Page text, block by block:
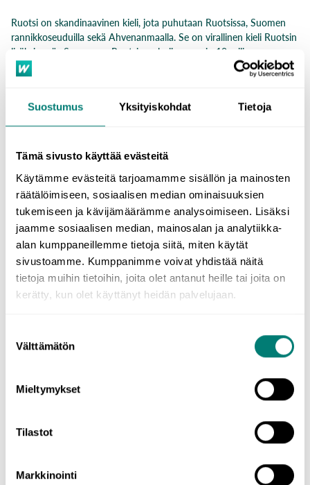
Suostumus Yksityiskohdat Tietoja
Tämä sivusto käyttää evästeitä
Käytämme evästeitä tarjoamamme sisällön ja mainosten
räätälöimiseen, sosiaalisen median ominaisuuksien
tukemiseen ja kävijämäärämme analysoimiseen. Lisäksi
jaamme sosiaalisen median, mainosalan ja analytiikka-
alan kumppaneillemme tietoja siitä, miten käytät
sivustoamme. Kumppanimme voivat yhdistää näitä
tietoja muihin tietoihin, joita olet antanut heille tai joita on
kerätty, kun olet käyttänyt heidän palvelujaan.
valinta
Välttämätön
Mieltymykset
Tilastot
Markkinointi
Ruotsi on skandinaavinen kieli, jota puhutaan Ruotsissa, Suomen
rannikkoseuduilla sekä Ahvenanmaalla. Se on virallinen kieli Ruotsin
lisäksi myös Suomessa. Ruotsin puhujia on noin 10 miljoonaa
ympäri maailmaa.
muistuttavatkin toisiaan paljon sekä kirjoitusasuiltaan että
ääntämiseltään.Opiskelemalla ruotsia saatat siis oppia
Opi ruotsin kielioppia
Ruotsin kieliopin opiskelu on olennainen osa kielenoppimista.
Kieliopin osaaminen auttaa sinua matkallasi taitavammaksi ruotsin
kielen käyttäjäksi sekä suullisesti että kirjallisesti.Kun ymmärrät
kieliopin perusteet, opit muodostamaan selkeitä, johdonmukaisia ja
ymmärrettäviä lauseita, ja kommunikointi ruotsiksi sujuu helposti ja
tehokkaasti.
mutta voit tarvittaessa katsoa tärkeimmät ruotsin kieliopin osa-
alueet avoimilta ja maksuttomilta